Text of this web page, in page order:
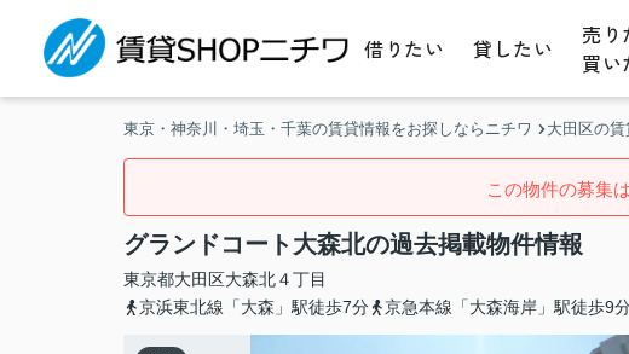
借りたい 貸したい
売り
買い
東京・神奈川・埼玉・千葉の賃貸情報をお探しならニチワ 大田区の
この物件の募集
グランドコート大森北の過去掲載物件情報
東京都大田区大森北４丁目
京浜東北線「大森」駅徒歩7分
京急本線「大森海岸」駅徒歩9